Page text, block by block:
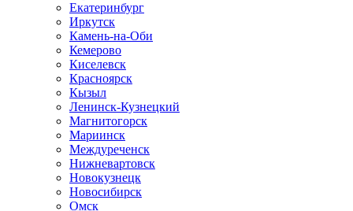
Екатеринбург
Иркутск
Камень-на-Оби
Кемерово
Киселевск
Красноярск
Кызыл
Ленинск-Кузнецкий
Магнитогорск
Мариинск
Междуреченск
Нижневартовск
Новокузнецк
Новосибирск
Омск